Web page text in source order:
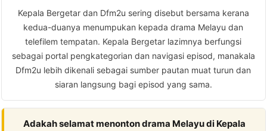
Kepala Bergetar dan Dfm2u sering disebut bersama kerana
kedua-duanya menumpukan kepada drama Melayu dan
telefilem tempatan. Kepala Bergetar lazimnya berfungsi
sebagai portal pengkategorian dan navigasi episod, manakala
Dfm2u lebih dikenali sebagai sumber pautan muat turun dan
siaran langsung bagi episod yang sama.
Adakah selamat menonton drama Melayu di Kepala